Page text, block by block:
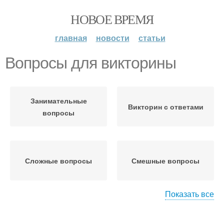
НОВОЕ ВРЕМЯ
главная новости статьи
Вопросы для викторины
Занимательные
вопросы
Викторин с ответами
Сложные вопросы Смешные вопросы
Показать все